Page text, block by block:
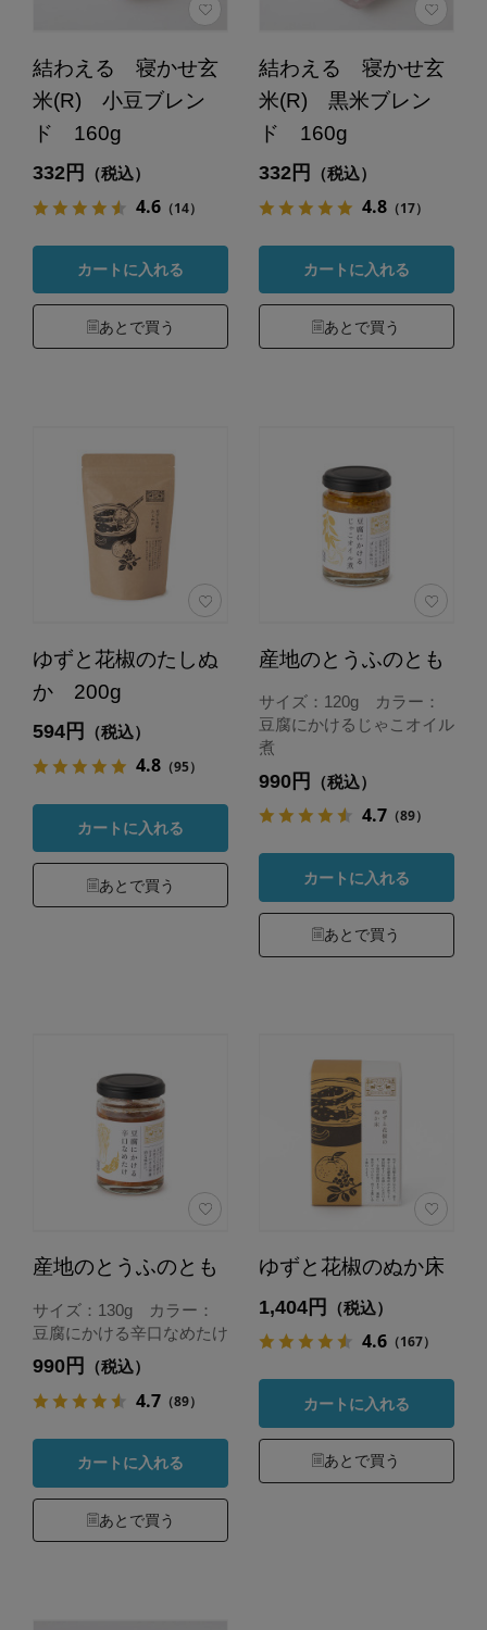
結わえる 寝かせ玄
米(R) 小豆ブレン
ド 160g
332円 （税込）
4.6（14）
カートに入れる
あとで買う
結わえる 寝かせ玄
米(R) 黒米ブレン
ド 160g
332円 （税込）
4.8（17）
カートに入れる
あとで買う
ゆずと花椒のたしぬ
か 200g
594円 （税込）
4.8（95）
カートに入れる
あとで買う
産地のとうふのとも
サイズ：120g カラー：
豆腐にかけるじゃこオイル
煮
990円 （税込）
4.7（89）
カートに入れる
あとで買う
産地のとうふのとも
サイズ：130g カラー：
豆腐にかける辛口なめたけ
990円 （税込）
4.7（89）
カートに入れる
あとで買う
ゆずと花椒のぬか床
1,404円 （税込）
4.6（167）
カートに入れる
あとで買う